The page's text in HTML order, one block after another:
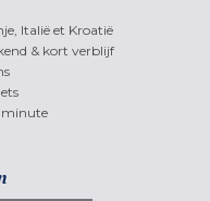
Italië et Kroatië
& kort verblijf
minute